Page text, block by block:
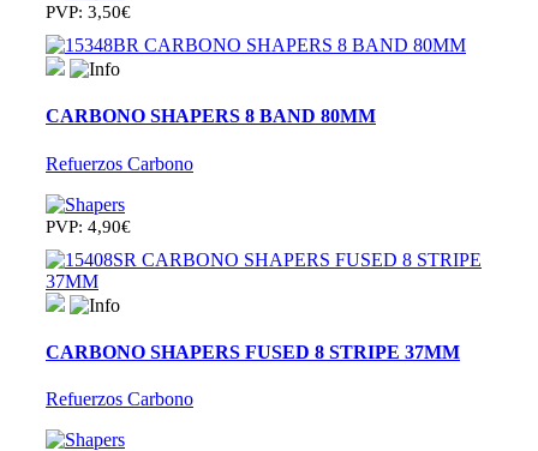
PVP: 3,50€
CARBONO SHAPERS 8 BAND 80MM
Refuerzos Carbono
PVP: 4,90€
CARBONO SHAPERS FUSED 8 STRIPE 37MM
Refuerzos Carbono